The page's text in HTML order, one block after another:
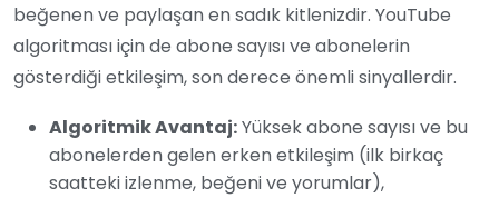
beğenen ve paylaşan en sadık kitlenizdir. YouTube
algoritması için de abone sayısı ve abonelerin
gösterdiği etkileşim, son derece önemli sinyallerdir.
Algoritmik Avantaj:Yüksek abone sayısı ve bu
abonelerden gelen erken etkileşim (ilk birkaç
saatteki izlenme, beğeni ve yorumlar),